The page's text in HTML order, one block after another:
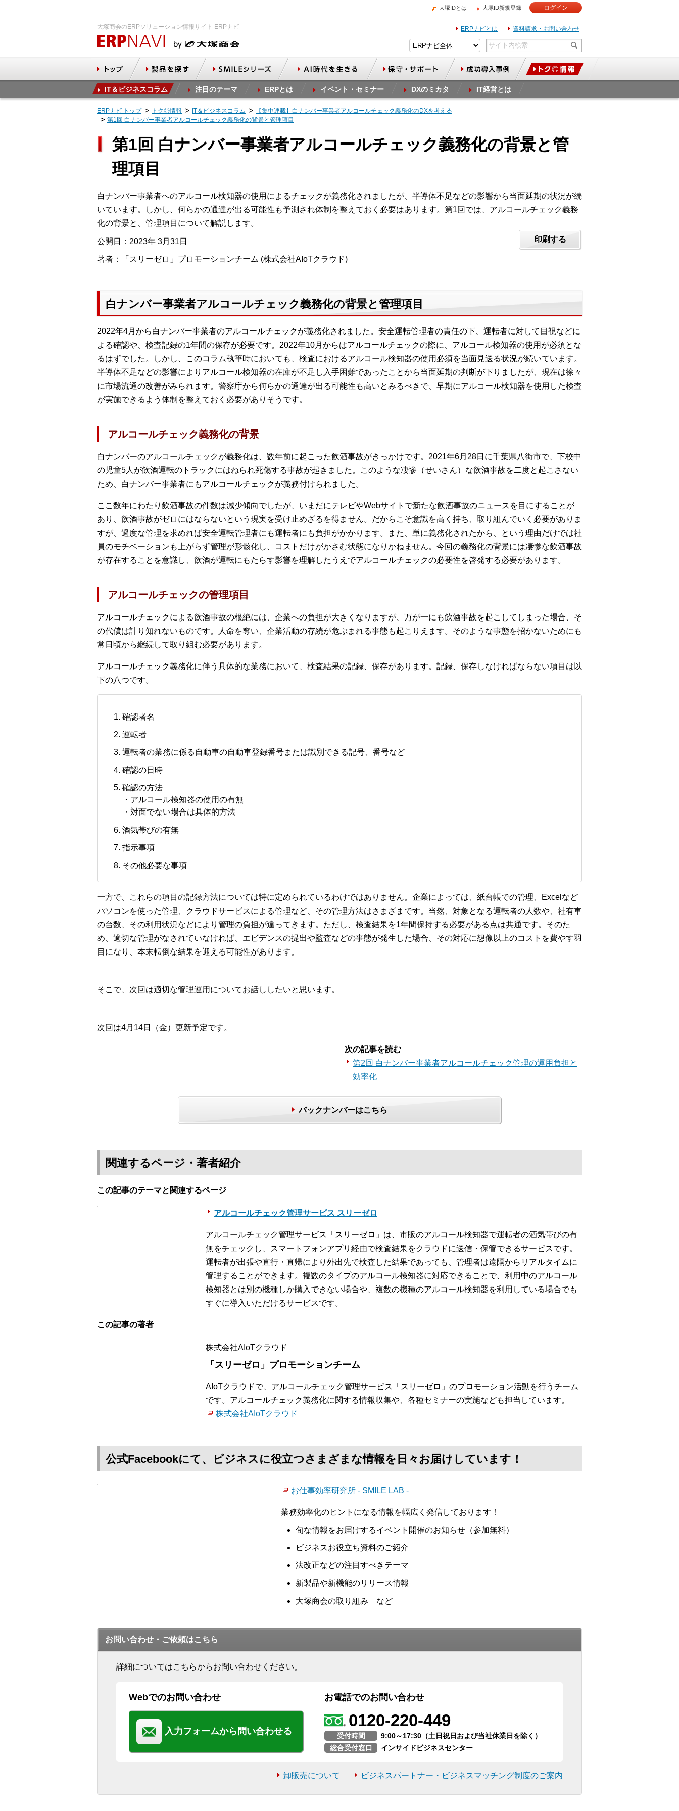
大塚IDとは 大塚ID新規登録 ログイン
大塚商会のERPソリューション情報サイト ERPナビ ERPナビとは 資料請求・お問い合わせ
IT＆ビジネスコラム 注目のテーマ ERPとは イベント・セミナー DXのミカタ IT経営とは
ERPナビ トップ トク◎情報 IT＆ビジネスコラム
【集中連載】白ナンバー事業者アルコールチェック義務化のDXを考える
第1回 白ナンバー事業者アルコールチェック義務化の背景と管理項目
第1回 白ナンバー事業者アルコールチェック義務化の背景と管
理項目
白ナンバー事業者へのアルコール検知器の使用によるチェックが義務化されましたが、半導体不足などの影響から当面延期の状況が続
いています。しかし、何らかの通達が出る可能性も予測され体制を整えておく必要はあります。第1回では、アルコールチェック義務
化の背景と、管理項目について解説します。
公開日：2023年 3月31日
著者：「スリーゼロ」プロモーションチーム (株式会社AIoTクラウド)
印刷する
白ナンバー事業者アルコールチェック義務化の背景と管理項目
2022年4月から白ナンバー事業者のアルコールチェックが義務化されました。安全運転管理者の責任の下、運転者に対して目視などに
よる確認や、検査記録の1年間の保存が必要です。2022年10月からはアルコールチェックの際に、アルコール検知器の使用が必須とな
るはずでした。しかし、このコラム執筆時においても、検査におけるアルコール検知器の使用必須を当面見送る状況が続いています。
半導体不足などの影響によりアルコール検知器の在庫が不足し入手困難であったことから当面延期の判断が下りましたが、現在は徐々
に市場流通の改善がみられます。警察庁から何らかの通達が出る可能性も高いとみるべきで、早期にアルコール検知器を使用した検査
が実施できるよう体制を整えておく必要がありそうです。
アルコールチェック義務化の背景
白ナンバーのアルコールチェックが義務化は、数年前に起こった飲酒事故がきっかけです。2021年6月28日に千葉県八街市で、下校中
の児童5人が飲酒運転のトラックにはねられ死傷する事故が起きました。このような凄惨（せいさん）な飲酒事故を二度と起こさない
ため、白ナンバー事業者にもアルコールチェックが義務付けられました。
ここ数年にわたり飲酒事故の件数は減少傾向でしたが、いまだにテレビやWebサイトで新たな飲酒事故のニュースを目にすることが
あり、飲酒事故がゼロにはならないという現実を受け止めざるを得ません。だからこそ意識を高く持ち、取り組んでいく必要がありま
すが、過度な管理を求めれば安全運転管理者にも運転者にも負担がかかります。また、単に義務化されたから、という理由だけでは社
員のモチベーションも上がらず管理が形骸化し、コストだけがかさむ状態になりかねません。今回の義務化の背景には凄惨な飲酒事故
が存在することを意識し、飲酒が運転にもたらす影響を理解したうえでアルコールチェックの必要性を啓発する必要があります。
アルコールチェックの管理項目
アルコールチェックによる飲酒事故の根絶には、企業への負担が大きくなりますが、万が一にも飲酒事故を起こしてしまった場合、そ
の代償は計り知れないものです。人命を奪い、企業活動の存続が危ぶまれる事態も起こりえます。そのような事態を招かないためにも
常日頃から継続して取り組む必要があります。
アルコールチェック義務化に伴う具体的な業務において、検査結果の記録、保存があります。記録、保存しなければならない項目は以
下の八つです。
確認者名
運転者
運転者の業務に係る自動車の自動車登録番号または識別できる記号、番号など
確認の日時
確認の方法
・アルコール検知器の使用の有無
・対面でない場合は具体的方法
酒気帯びの有無
指示事項
その他必要な事項
一方で、これらの項目の記録方法については特に定められているわけではありません。企業によっては、紙台帳での管理、Excelなど
パソコンを使った管理、クラウドサービスによる管理など、その管理方法はさまざまです。当然、対象となる運転者の人数や、社有車
の台数、その利用状況などにより管理の負担が違ってきます。ただし、検査結果を1年間保持する必要がある点は共通です。そのた
め、適切な管理がなされていなければ、エビデンスの提出や監査などの事態が発生した場合、その対応に想像以上のコストを費やす羽
目になり、本末転倒な結果を迎える可能性があります。
そこで、次回は適切な管理運用についてお話ししたいと思います。
次回は4月14日（金）更新予定です。
次の記事を読む
第2回 白ナンバー事業者アルコールチェック管理の運用負担と
効率化
バックナンバーはこちら
関連するページ・著者紹介
この記事のテーマと関連するページ
アルコールチェック管理サービス スリーゼロ
アルコールチェック管理サービス「スリーゼロ」は、市販のアルコール検知器で運転者の酒気帯びの有
無をチェックし、スマートフォンアプリ経由で検査結果をクラウドに送信・保管できるサービスです。
運転者が出張や直行・直帰により外出先で検査した結果であっても、管理者は遠隔からリアルタイムに
管理することができます。複数のタイプのアルコール検知器に対応できることで、利用中のアルコール
検知器とは別の機種しか購入できない場合や、複数の機種のアルコール検知器を利用している場合でも
すぐに導入いただけるサービスです。
この記事の著者
株式会社AIoTクラウド
「スリーゼロ」プロモーションチーム
AIoTクラウドで、アルコールチェック管理サービス「スリーゼロ」のプロモーション活動を行うチーム
です。アルコールチェック義務化に関する情報収集や、各種セミナーの実施なども担当しています。
株式会社AIoTクラウド
公式Facebookにて、ビジネスに役立つさまざまな情報を日々お届けしています！
お仕事効率研究所 - SMILE LAB -
業務効率化のヒントになる情報を幅広く発信しております！
旬な情報をお届けするイベント開催のお知らせ（参加無料）
ビジネスお役立ち資料のご紹介
法改正などの注目すべきテーマ
新製品や新機能のリリース情報
大塚商会の取り組み など
お問い合わせ・ご依頼はこちら
詳細についてはこちらからお問い合わせください。
Webでのお問い合わせ
入力フォームから問い合わせる
お電話でのお問い合わせ
0120-220-449
受付時間
9:00～17:30（土日祝日および当社休業日を除く）
総合受付窓口
インサイドビジネスセンター
卸販売について ビジネスパートナー・ビジネスマッチング制度のご案内